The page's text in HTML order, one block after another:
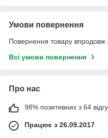
Умови повернення
Повернення товару впродовж
Всі умови повернення
Про нас
98% позитивних з 64
Працює з 26.09.2017